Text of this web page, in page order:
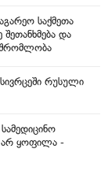
საქმეთა
შეთანხმება და
რუსული
არ ყოფილა -